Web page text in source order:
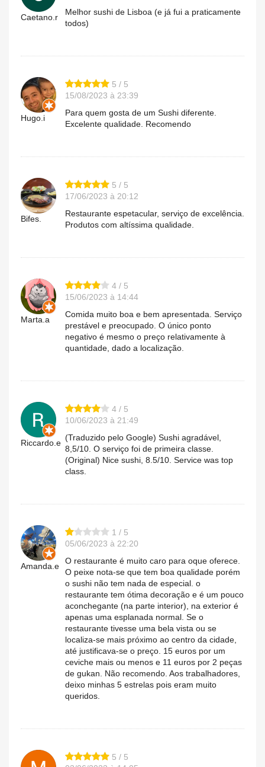
Caetano.r
Melhor sushi de Lisboa (e já fui a praticamente
todos)
Hugo.i
5 / 5
15/08/2023 à 23:39
Para quem gosta de um Sushi diferente.
Excelente qualidade. Recomendo
Bifes.
5 / 5
17/06/2023 à 20:12
Restaurante espetacular, serviço de excelência.
Produtos com altíssima qualidade.
Marta.a
4 / 5
15/06/2023 à 14:44
Comida muito boa e bem apresentada. Serviço
prestável e preocupado. O único ponto
negativo é mesmo o preço relativamente à
quantidade, dado a localização.
Riccardo.e
4 / 5
10/06/2023 à 21:49
(Traduzido pelo Google) Sushi agradável,
8,5/10. O serviço foi de primeira classe.
(Original) Nice sushi, 8.5/10. Service was top
class.
Amanda.e
1 / 5
05/06/2023 à 22:20
O restaurante é muito caro para oque oferece.
O peixe nota-se que tem boa qualidade porém
o sushi não tem nada de especial. o
restaurante tem ótima decoração e é um pouco
aconchegante (na parte interior), na exterior é
apenas uma esplanada normal. Se o
restaurante tivesse uma bela vista ou se
localiza-se mais próximo ao centro da cidade,
até justificava-se o preço. 15 euros por um
ceviche mais ou menos e 11 euros por 2 peças
de gukan. Não recomendo. Aos trabalhadores,
deixo minhas 5 estrelas pois eram muito
queridos.
5 / 5